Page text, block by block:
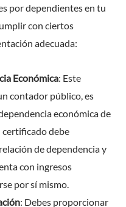
por dependientes en tu
con ciertos
adecuada:
Económica: Este
contador público, es
económica de
certificado debe
de dependencia y
con ingresos
por sí mismo.
: Debes proporcionar